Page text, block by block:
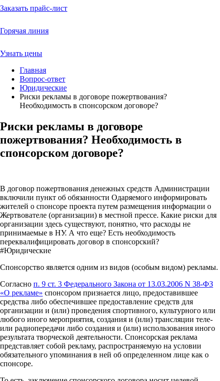
Заказать прайс-лист
Горячая линия
Узнать цены
Главная
Вопрос-ответ
Юридические
Риски рекламы в договоре пожертвования?
Необходимость в спонсорском договоре?
Риски рекламы в договоре
пожертвования? Необходимость в
спонсорском договоре?
В договор пожертвования денежных средств Администрации
включили пункт об обязанности Одаряемого информировать
жителей о спонсоре проекта путем размещения информации о
Жертвователе (организации) в местной прессе. Какие риски для
организации здесь существуют, понятно, что расходы не
принимаемые в НУ. А что еще? Есть необходимость
переквалифицировать договор в спонсорский?
#Юридические
Спонсорство является одним из видов (особым видом) рекламы.
Согласно п. 9 ст. 3 Федерального Закона от 13.03.2006 N 38-ФЗ
«О рекламе» спонсором признается лицо, предоставившее
средства либо обеспечившее предоставление средств для
организации и (или) проведения спортивного, культурного или
любого иного мероприятия, создания и (или) трансляции теле-
или радиопередачи либо создания и (или) использования иного
результата творческой деятельности. Спонсорская реклама
представляет собой рекламу, распространяемую на условии
обязательного упоминания в ней об определенном лице как о
спонсоре.